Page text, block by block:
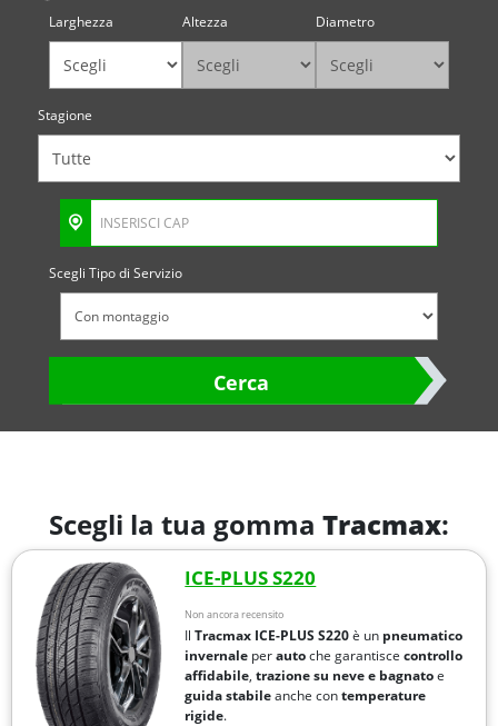
Larghezza
Altezza Diametro
Stagione
Scegli Tipo di Servizio
Cerca
Scegli la tua gomma Tracmax:
ICE-PLUS S220
Non ancora recensito
IlTracmax ICE-PLUS S220è un pneumatico
invernale perautoche garantiscecontrollo
affidabile,trazione su neve e bagnatoe
guida stabileanche contemperature
rigide.